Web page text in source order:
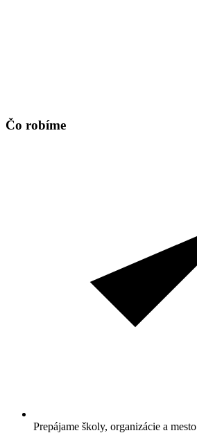
Čo robíme
Prepájame školy, organizácie a mesto